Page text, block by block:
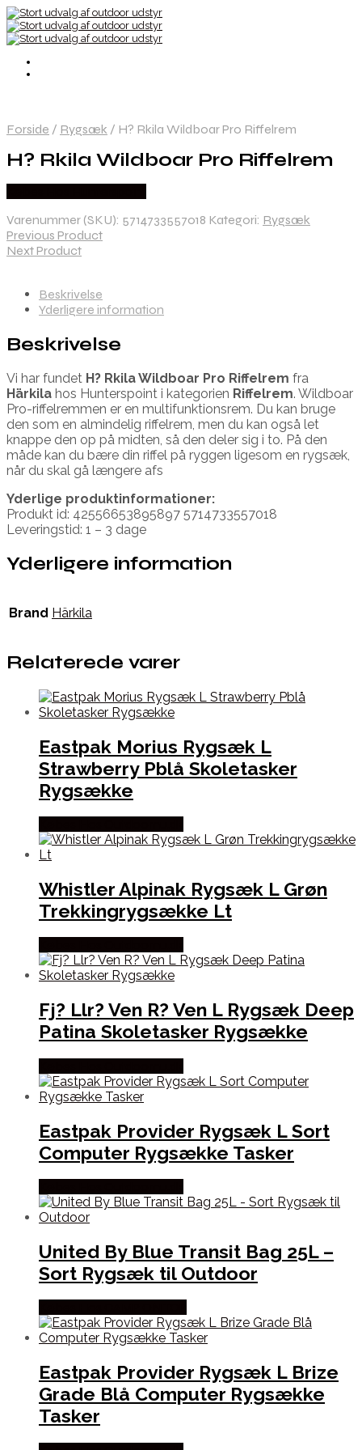
Forside / Rygsæk / H? Rkila Wildboar Pro Riffelrem
H? Rkila Wildboar Pro Riffelrem
Varenummer (SKU): 5714733557018 Kategori: Rygsæk
Previous Product
Next Product
Beskrivelse
Yderligere information
Beskrivelse
Vi har fundet H? Rkila Wildboar Pro Riffelrem fra
Härkila hos Hunterspoint i kategorien Riffelrem. Wildboar
Pro-riffelremmen er en multifunktionsrem. Du kan bruge
den som en almindelig riffelrem, men du kan også let
knappe den op på midten, så den deler sig i to. På den
måde kan du bære din riffel på ryggen ligesom en rygsæk,
når du skal gå længere afs
Yderlige produktinformationer:
Produkt id: 42556653895897 5714733557018
Leveringstid: 1 – 3 dage
Yderligere information
Brand Härkila
Relaterede varer
Eastpak Morius Rygsæk L
Strawberry Pblå Skoletasker
Rygsække
Whistler Alpinak Rygsæk L Grøn
Trekkingrygsække Lt
Fj? Llr? Ven R? Ven L Rygsæk Deep
Patina Skoletasker Rygsække
Eastpak Provider Rygsæk L Sort
Computer Rygsække Tasker
United By Blue Transit Bag 25L –
Sort Rygsæk til Outdoor
Eastpak Provider Rygsæk L Brize
Grade Blå Computer Rygsække
Tasker